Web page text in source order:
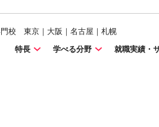
門校 東京｜大阪｜名古屋｜札幌
特長
学べる分野 就職実績・